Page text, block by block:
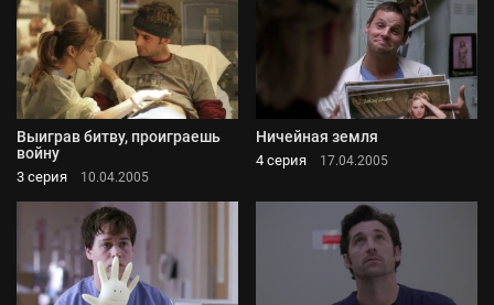
Выиграв битву, проиграешь
войну
3 серия 10.04.2005
Ничейная земля
4 серия 17.04.2005